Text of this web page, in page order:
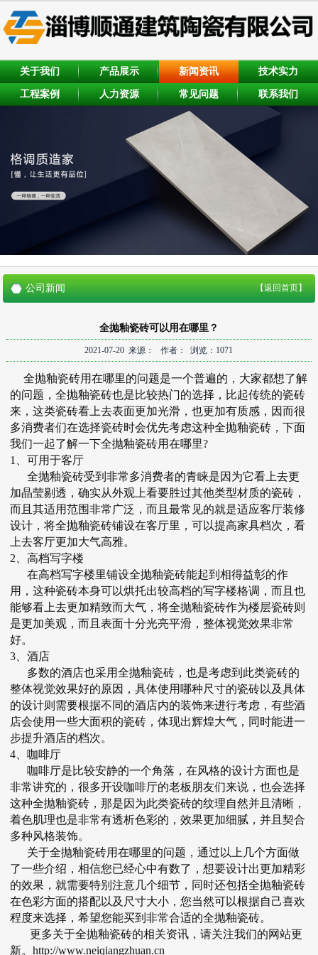
关于我们 产品展示 新闻资讯 技术实力
工程案例 人力资源 常见问题 联系我们
公司新闻 【返回首页】
全抛釉瓷砖可以用在哪里？
2021-07-20 来源： 作者： 浏览：1071
全抛釉瓷砖用在哪里的问题是一个普遍的，大家都想了解
的问题，全抛釉瓷砖也是比较热门的选择，比起传统的瓷砖
来，这类瓷砖看上去表面更加光滑，也更加有质感，因而很
多消费者们在选择瓷砖时会优先考虑这种全抛釉瓷砖，下面
我们一起了解一下全抛釉瓷砖用在哪里?
1、可用于客厅
全抛釉瓷砖受到非常多消费者的青睐是因为它看上去更
加晶莹剔透，确实从外观上看要胜过其他类型材质的瓷砖，
而且其适用范围非常广泛，而且最常见的就是适应客厅装修
设计，将全抛釉瓷砖铺设在客厅里，可以提高家具档次，看
上去客厅更加大气高雅。
2、高档写字楼
在高档写字楼里铺设全抛釉瓷砖能起到相得益彰的作
用，这种瓷砖本身可以烘托出较高档的写字楼格调，而且也
能够看上去更加精致而大气，将全抛釉瓷砖作为楼层瓷砖则
是更加美观，而且表面十分光亮平滑，整体视觉效果非常
好。
3、酒店
多数的酒店也采用全抛釉瓷砖，也是考虑到此类瓷砖的
整体视觉效果好的原因，具体使用哪种尺寸的瓷砖以及具体
的设计则需要根据不同的酒店内的装饰来进行考虑，有些酒
店会使用一些大面积的瓷砖，体现出辉煌大气，同时能进一
步提升酒店的档次。
4、咖啡厅
咖啡厅是比较安静的一个角落，在风格的设计方面也是
非常讲究的，很多开设咖啡厅的老板朋友们来说，也会选择
这种全抛釉瓷砖，那是因为此类瓷砖的纹理自然并且清晰，
着色肌理也是非常有透析色彩的，效果更加细腻，并且契合
多种风格装饰。
关于全抛釉瓷砖用在哪里的问题，通过以上几个方面做
了一些介绍，相信您已经心中有数了，想要设计出更加精彩
的效果，就需要特别注意几个细节，同时还包括全抛釉瓷砖
在色彩方面的搭配以及尺寸大小，您当然可以根据自己喜欢
程度来选择，希望您能买到非常合适的全抛釉瓷砖。
更多关于全抛釉瓷砖的相关资讯，请关注我们的网站更
新。http://www.neiqiangzhuan.cn